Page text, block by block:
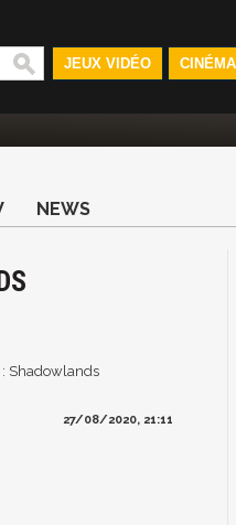
JEUX VIDÉO CINÉMA
NEWS
Shadowlands
27/08/2020, 21:11